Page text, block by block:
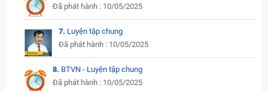
Đã phát hành : 10/05/2025
7. Luyện tập chung
Đã phát hành : 10/05/2025
8. BTVN - Luyện tập chung
Đã phát hành : 10/05/2025